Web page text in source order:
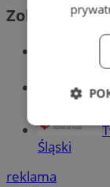
Zobacz
Śląski
reklama